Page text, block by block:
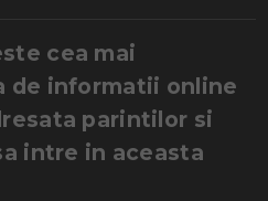
cea mai
de informatii online
parintilor si
intre in aceasta